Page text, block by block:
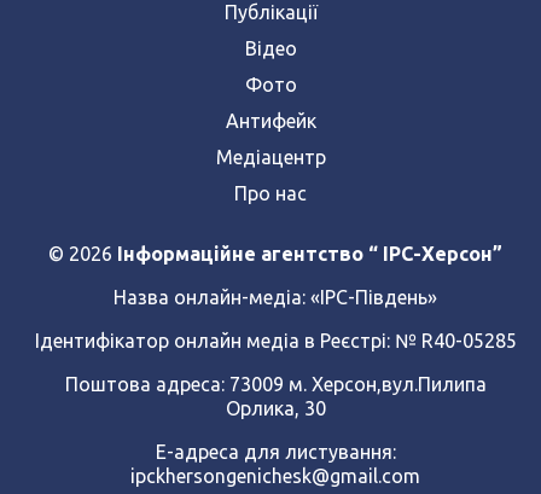
Публікації
Відео
Фото
Антифейк
Медіацентр
Про нас
© 2026
Інформаційне агентство “ IPC-Херсон”
Назва онлайн-медіа: «ІРС-Південь»
Ідентифікатор онлайн медіа в Реєстрі: № R40-05285
Поштова адреса: 73009 м. Херсон,вул.Пилипа
Орлика, 30
Е-адреса для листування:
ipckhersongenichesk@gmail.com